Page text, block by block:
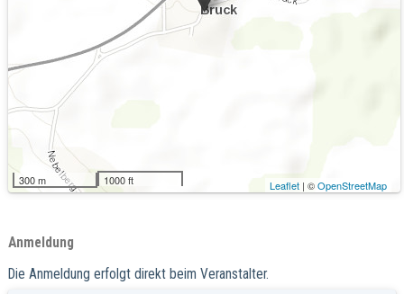
300 m 1000 ft Leaflet| ©OpenStreetMap
Anmeldung
Die Anmeldung erfolgt direkt beim Veranstalter.